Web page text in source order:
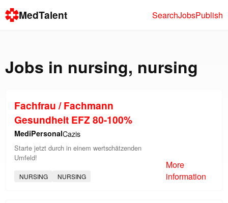
MedTalent SearchJobsPublish
Jobs in nursing, nursing
Fachfrau / Fachmann
Gesundheit EFZ 80-100%
MediPersonalCazis
Starte jetzt durch in einem wertschätzenden
Umfeld!
NURSING NURSING
More
information